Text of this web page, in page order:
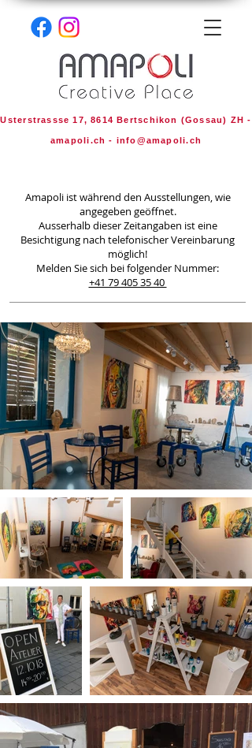
Usterstrassse 17, 8614 Bertschikon (Gossau) ZH -
amapoli.ch - info@amapoli.ch
Amapoli ist während den Ausstellungen, wie
angegeben geöffnet.
Ausserhalb dieser Zeitangaben ist eine
Besichtigung nach telefonischer Vereinbarung
möglich!
Melden Sie sich bei folgender Nummer:
+41 79 405 35 40